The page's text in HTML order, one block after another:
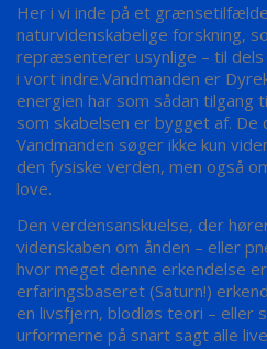
Her i vi inde på et
naturvidenskabelige forskning,
repræsenterer usynlige – til
i vort indre.Vandmanden er
energien har som sådan tilgang
som skabelsen er bygget af.
Vandmanden søger ikke kun
den fysiske verden, men også
love.
Den verdensanskuelse, der
videnskaben om ånden – eller
hvor meget denne erkendelse
erfaringsbaseret (Saturn!)
en livsfjern, blodløs teori – eller
urformerne på snart sagt alle